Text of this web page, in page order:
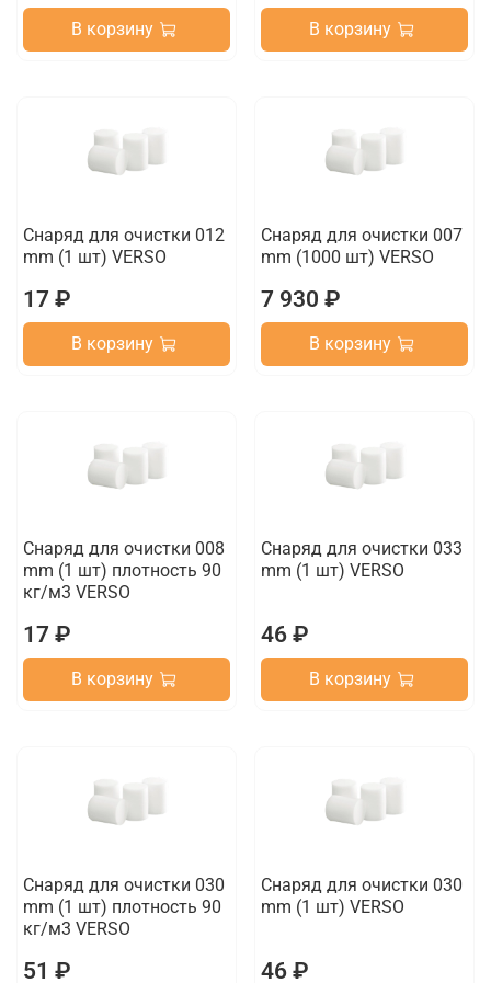
В корзину В корзину
Снаряд для очистки 012
mm (1 шт) VERSO
17 ₽
В корзину
Снаряд для очистки 007
mm (1000 шт) VERSO
7 930 ₽
В корзину
Снаряд для очистки 008
mm (1 шт) плотность 90
кг/м3 VERSO
17 ₽
В корзину
Снаряд для очистки 033
mm (1 шт) VERSO
46 ₽
В корзину
Снаряд для очистки 030
mm (1 шт) плотность 90
кг/м3 VERSO
51 ₽
Снаряд для очистки 030
mm (1 шт) VERSO
46 ₽